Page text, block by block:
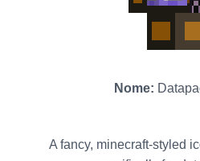
Nome:
A fancy, minecraft-styled